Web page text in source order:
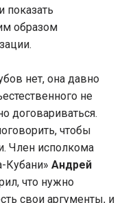
показать
образом
нет, она давно
не
договариваться.
чтобы
Член исполкома
Кубани» Андрей
что нужно
свои аргументы, и